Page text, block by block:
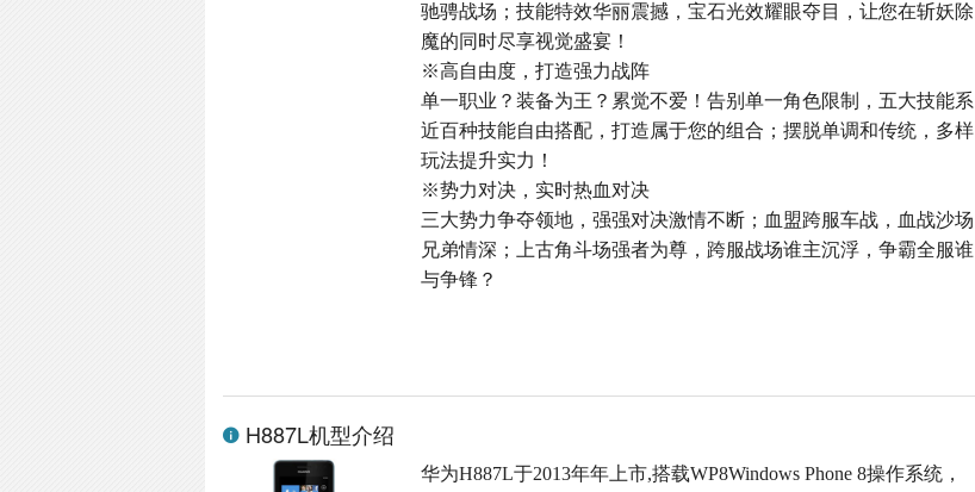
驰骋战场；技能特效华丽震撼，宝石光效耀眼夺目，让您在斩妖除
魔的同时尽享视觉盛宴！
※高自由度，打造强力战阵
单一职业？装备为王？累觉不爱！告别单一角色限制，五大技能系
近百种技能自由搭配，打造属于您的组合；摆脱单调和传统，多样
玩法提升实力！
※势力对决，实时热血对决
三大势力争夺领地，强强对决激情不断；血盟跨服车战，血战沙场
兄弟情深；上古角斗场强者为尊，跨服战场谁主沉浮，争霸全服谁
与争锋？
H887L机型介绍
华为H887L于2013年年上市,搭载WP8Windows Phone 8操作系统，